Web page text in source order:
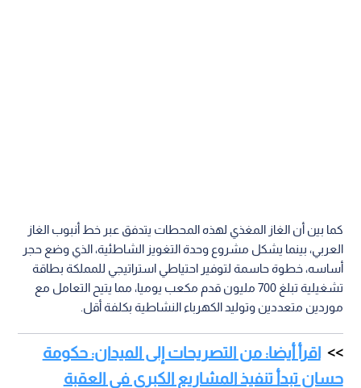
كما بين أن الغاز المغذي لهذه المحطات يتدفق عبر خط أنبوب الغاز
العربي، بينما يشكل مشروع وحدة التغويز الشاطئية، الذي وضع حجر
أساسه، خطوة حاسمة لتوفير احتياطي استراتيجي للمملكة بطاقة
تشغيلية تبلغ 700 مليون قدم مكعب يوميا، مما يتيح التعامل مع
موردين متعددين وتوليد الكهرباء النشاطية بكلفة أقل.
اقرأ أيضا: من التصريحات إلى الميدان: حكومة
حسان تبدأ تنفيذ المشاريع الكبرى في العقبة